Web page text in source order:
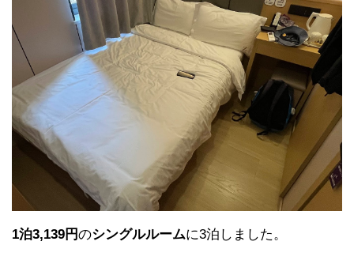
1泊3,139円のシングルルームに3泊しました。